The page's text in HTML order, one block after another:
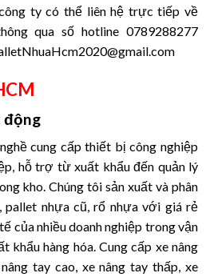
ty có thể liên hệ trực tiếp về
qua số hotline 0789288277
động
cung cấp thiết bị công nghiệp
hỗ trợ từ xuất khẩu đến quản lý
kho. Chúng tôi sản xuất và phân
pallet nhựa cũ, rổ nhựa với giá rẻ
của nhiều doanh nghiệp trong vận
khẩu hàng hóa. Cung cấp xe nâng
tay cao, xe nâng tay thấp, xe